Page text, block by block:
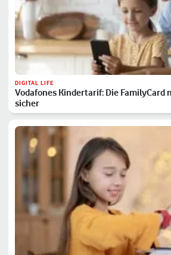
DIGITAL LIFE
Vodafones Kindertarif: Die FamilyCard
sicher